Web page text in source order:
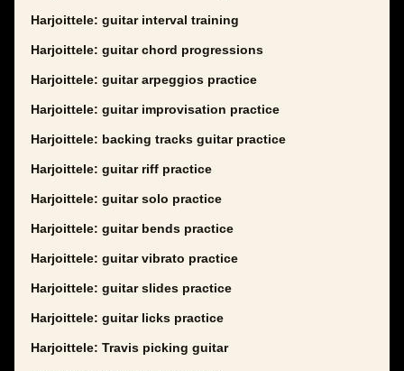
Harjoittele: guitar interval training
Harjoittele: guitar chord progressions
Harjoittele: guitar arpeggios practice
Harjoittele: guitar improvisation practice
Harjoittele: backing tracks guitar practice
Harjoittele: guitar riff practice
Harjoittele: guitar solo practice
Harjoittele: guitar bends practice
Harjoittele: guitar vibrato practice
Harjoittele: guitar slides practice
Harjoittele: guitar licks practice
Harjoittele: Travis picking guitar